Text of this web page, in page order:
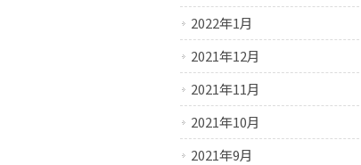
2022年1月
2021年12月
2021年11月
2021年10月
2021年9月